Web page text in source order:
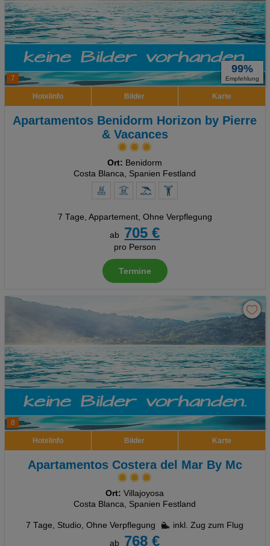
7
99%
Empfehlung
Hotelinfo Bilder Karte
Apartamentos Benidorm Horizon by Pierre
& Vacances
Ort: Benidorm
Costa Blanca, Spanien Festland
7 Tage, Appartement, Ohne Verpflegung
ab
705 €
pro Person
Termine
8
Hotelinfo Bilder Karte
Apartamentos Costera del Mar By Mc
Ort: Villajoyosa
Costa Blanca, Spanien Festland
7 Tage, Studio, Ohne Verpflegung
inkl. Zug zum Flug
ab
768 €